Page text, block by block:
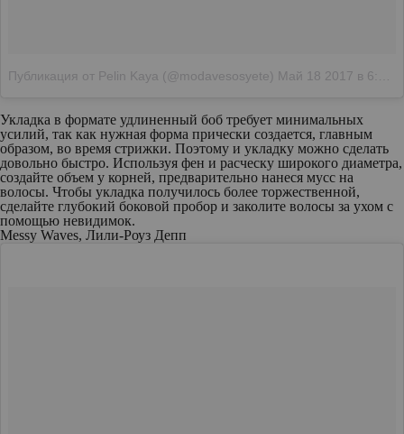
Публикация от Pelin Kaya (@modavesosyete) Май 18 2017 в 6:11 PDT
Укладка в формате удлиненный боб требует минимальных
усилий, так как нужная форма прически создается, главным
образом, во время стрижки. Поэтому и укладку можно сделать
довольно быстро. Используя фен и расческу широкого диаметра,
создайте объем у корней, предварительно нанеся мусс на
волосы. Чтобы укладка получилось более торжественной,
сделайте глубокий боковой пробор и заколите волосы за ухом с
помощью невидимок.
Messy Waves, Лили-Роуз Депп